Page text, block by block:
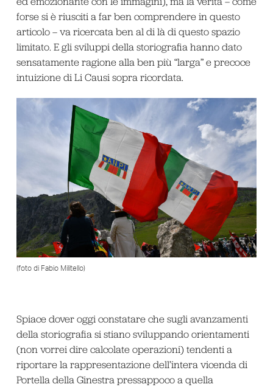
forse si è riusciti a far ben comprendere in questo
articolo – va ricercata ben al di là di questo spazio
limitato. E gli sviluppi della storiografia hanno dato
sensatamente ragione alla ben più “larga” e precoce
intuizione di Li Causi sopra ricordata.
(foto di Fabio Militello)
Spiace dover oggi constatare che sugli avanzamenti
della storiografia si stiano sviluppando orientamenti
(non vorrei dire calcolate operazioni) tendenti a
riportare la rappresentazione dell’intera vicenda di
Portella della Ginestra pressappoco a quella